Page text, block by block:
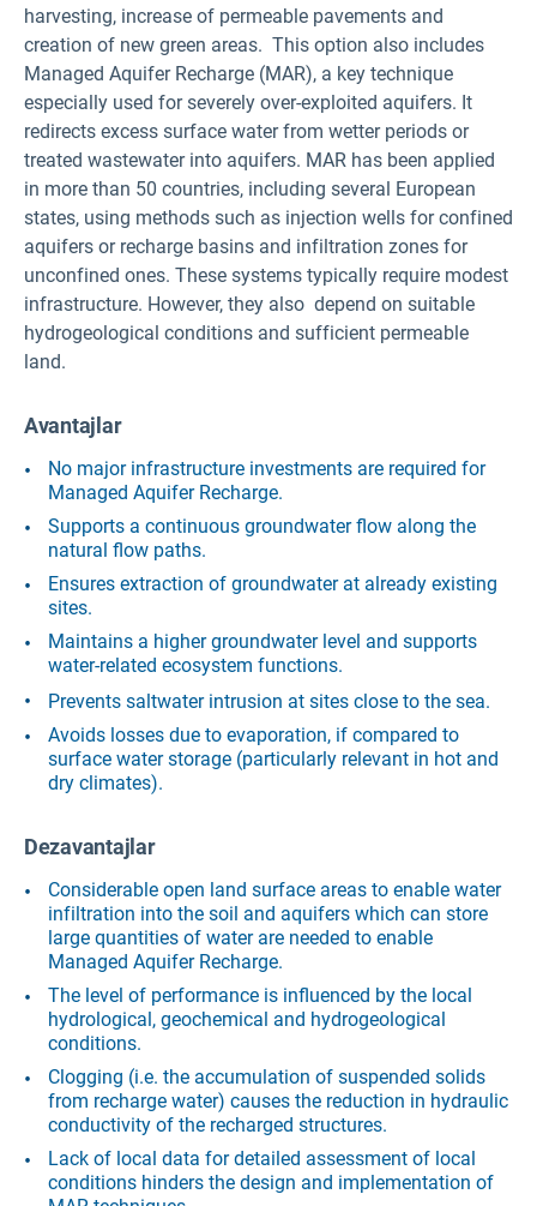
harvesting, increase of permeable pavements and
creation of new green areas. This option also includes
Managed Aquifer Recharge (MAR), a key technique
especially used for severely over-exploited aquifers. It
redirects excess surface water from wetter periods or
treated wastewater into aquifers. MAR has been applied
in more than 50 countries, including several European
states, using methods such as injection wells for confined
aquifers or recharge basins and infiltration zones for
unconfined ones. These systems typically require modest
infrastructure. However, they also depend on suitable
hydrogeological conditions and sufficient permeable
land.
Avantajlar
No major infrastructure investments are required for
Managed Aquifer Recharge.
Supports a continuous groundwater flow along the
natural flow paths.
Ensures extraction of groundwater at already existing
sites.
Maintains a higher groundwater level and supports
water-related ecosystem functions.
Prevents saltwater intrusion at sites close to the sea.
Avoids losses due to evaporation, if compared to
surface water storage (particularly relevant in hot and
dry climates).
Dezavantajlar
Considerable open land surface areas to enable water
infiltration into the soil and aquifers which can store
large quantities of water are needed to enable
Managed Aquifer Recharge.
The level of performance is influenced by the local
hydrological, geochemical and hydrogeological
conditions.
Clogging (i.e. the accumulation of suspended solids
from recharge water) causes the reduction in hydraulic
conductivity of the recharged structures.
Lack of local data for detailed assessment of local
conditions hinders the design and implementation of